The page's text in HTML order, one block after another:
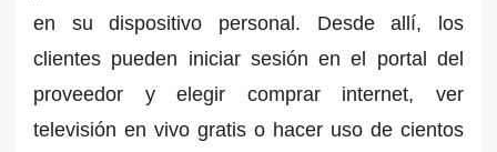
en su dispositivo personal. Desde allí, los
clientes pueden iniciar sesión en el portal del
proveedor y elegir comprar internet, ver
televisión en vivo gratis o hacer uso de cientos